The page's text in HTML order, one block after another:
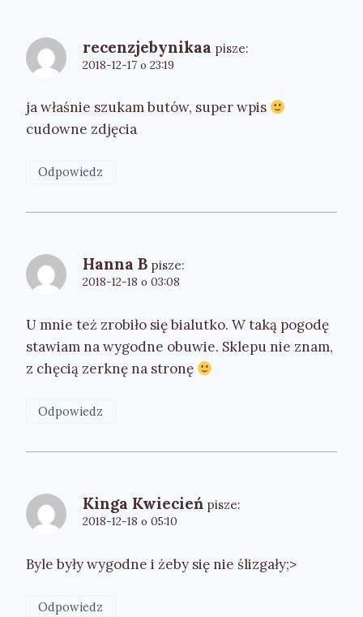
recenzjebynikaa pisze:
2018-12-17 o 23:19
ja właśnie szukam butów, super wpis
cudowne zdjęcia
Odpowiedz
Hanna B pisze:
2018-12-18 o 03:08
U mnie też zrobiło się bialutko. W taką pogodę
stawiam na wygodne obuwie. Sklepu nie znam,
z chęcią zerknę na stronę
Odpowiedz
Kinga Kwiecień pisze:
2018-12-18 o 05:10
Byle były wygodne i żeby się nie ślizgały;>
Odpowiedz